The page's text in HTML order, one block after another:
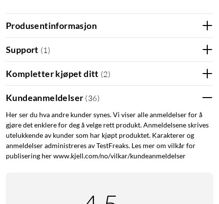
10x motstand (1 kΩ)
10x motstand (4,7 kΩ)
10x motstand (10 kΩ)
10x motstand (47 kΩ)
10x motstand (100 kΩ)
10x keramiske kondensatorer (100 pF)
10x keramiske kondensatorer (10 nF)
10x keramiske kondensatorer (100 nF)
10x elektrolyttkondensatorer (10 µF)
10x elektrolyttkondensatorer (470 µF)
10x lysdioder (grønn)
10x lysdioder (gul)
Produsentinformasjon
Support (1 )
Kompletter kjøpet ditt (2)
Kundeanmeldelser (36)
Her ser du hva andre kunder synes. Vi viser alle anmeldelser for å
gjøre det enklere for deg å velge rett produkt. Anmeldelsene skrives
utelukkende av kunder som har kjøpt produktet. Karakterer og
anmeldelser administreres av TestFreaks. Les mer om vilkår for
publisering her www.kjell.com/no/vilkar/kundeanmeldelser